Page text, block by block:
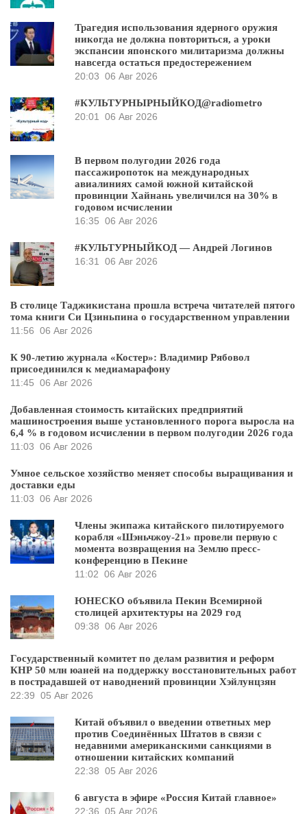
Трагедия использования ядерного оружия
никогда не должна повториться, а уроки
экспансии японского милитаризма должны
навсегда остаться предостережением
20:03 06 Авг 2026
#КУЛЬТУРНЫРНЫЙКОД@radiometro
20:01
06 Авг 2026
В первом полугодии 2026 года
пассажиропоток на международных
авиалиниях самой южной китайской
провинции Хайнань увеличился на 30% в
годовом исчислении
16:35 06 Авг 2026
#КУЛЬТУРНЫЙКОД — Андрей Логинов
16:31
06 Авг 2026
В столице Таджикистана прошла встреча читателей пятого
тома книги Си Цзиньпина о государственном управлении
11:56 06 Авг 2026
К 90-летию журнала «Костер»: Владимир Рябовол
присоединился к медиамарафону
11:45 06 Авг 2026
Добавленная стоимость китайских предприятий
машиностроения выше установленного порога выросла на
6,4 % в годовом исчислении в первом полугодии 2026 года
11:03 06 Авг 2026
Умное сельское хозяйство меняет способы выращивания и
доставки еды
11:03 06 Авг 2026
Члены экипажа китайского пилотируемого
корабля «Шэньчжоу-21» провели первую с
момента возвращения на Землю пресс-
конференцию в Пекине
11:02 06 Авг 2026
ЮНЕСКО объявила Пекин Всемирной
столицей архитектуры на 2029 год
09:38 06 Авг 2026
Государственный комитет по делам развития и реформ
КНР 50 млн юаней на поддержку восстановительных работ
в пострадавшей от наводнений провинции Хэйлунцзян
22:39 05 Авг 2026
Китай объявил о введении ответных мер
против Соединённых Штатов в связи с
недавними американскими санкциями в
отношении китайских компаний
22:38 05 Авг 2026
6 августа в эфире «Россия Китай главное»
22:36 05 Авг 2026